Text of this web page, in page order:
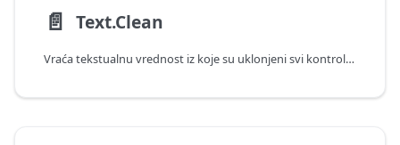
📄️ Text.Clean
Vraća tekstualnu vrednost iz koje su uklonjeni svi kontrolni znakovi.